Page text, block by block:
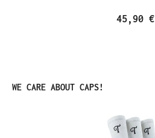
45,90 €
Produktgalerie überspringen
WE CARE ABOUT CAPS!